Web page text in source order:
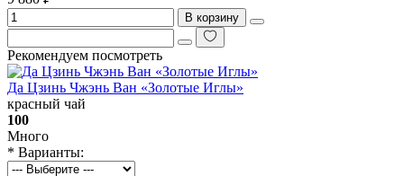
В корзину
Рекомендуем посмотреть
Да Цзинь Чжэнь Ван «Золотые Иглы»
красный чай
100
Много
* Варианты: